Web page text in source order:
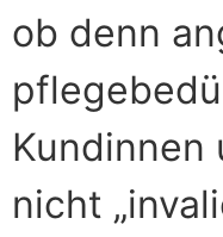
ob denn
Kundinnen
nicht